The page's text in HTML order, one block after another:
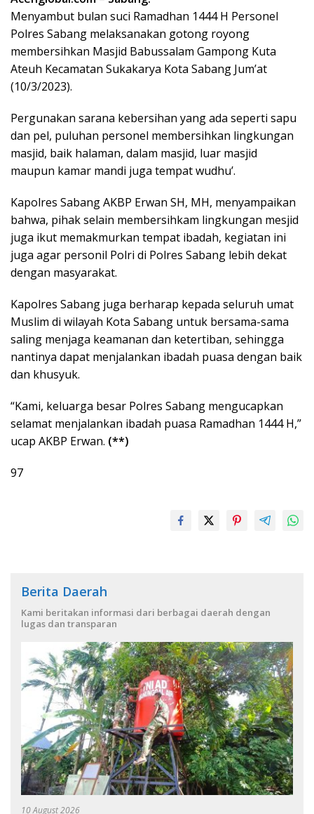
Menyambut bulan suci Ramadhan 1444 H Personel
Polres Sabang melaksanakan gotong royong
membersihkan Masjid Babussalam Gampong Kuta
Ateuh Kecamatan Sukakarya Kota Sabang Jum’at
(10/3/2023).
Pergunakan sarana kebersihan yang ada seperti sapu
dan pel, puluhan personel membersihkan lingkungan
masjid, baik halaman, dalam masjid, luar masjid
maupun kamar mandi juga tempat wudhu’.
Kapolres Sabang AKBP Erwan SH, MH, menyampaikan
bahwa, pihak selain membersihkam lingkungan mesjid
juga ikut memakmurkan tempat ibadah, kegiatan ini
juga agar personil Polri di Polres Sabang lebih dekat
dengan masyarakat.
Kapolres Sabang juga berharap kepada seluruh umat
Muslim di wilayah Kota Sabang untuk bersama-sama
saling menjaga keamanan dan ketertiban, sehingga
nantinya dapat menjalankan ibadah puasa dengan baik
dan khusyuk.
“Kami, keluarga besar Polres Sabang mengucapkan
selamat menjalankan ibadah puasa Ramadhan 1444 H,”
ucap AKBP Erwan. (**)
97
Berita Daerah
Kami beritakan informasi dari berbagai daerah dengan
lugas dan transparan
10 August 2026